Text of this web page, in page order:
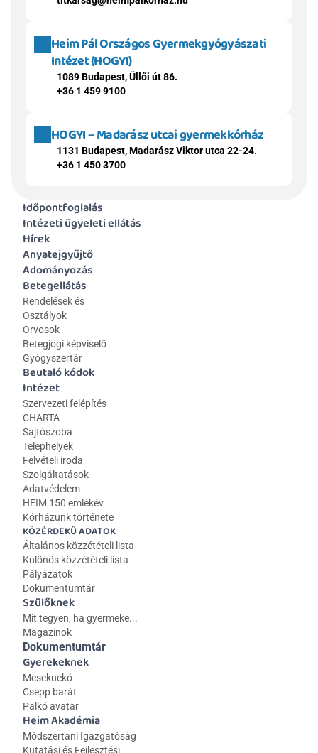
Heim Pál Országos Gyermekgyógyászati
Intézet (HOGYI)
1089 Budapest, Üllői út 86.
+36 1 459 9100
HOGYI – Madarász utcai gyermekkórház
1131 Budapest, Madarász Viktor utca 22-24.
+36 1 450 3700
Időpontfoglalás
Intézeti ügyeleti ellátás
Hírek
Anyatejgyűjtő
Adományozás
Betegellátás
Rendelések és
Osztályok
Orvosok
Betegjogi képviselő
Gyógyszertár
Beutaló kódok
Intézet
Szervezeti felépítés
CHARTA
Sajtószoba
Telephelyek
Felvételi iroda
Szolgáltatások
Adatvédelem
HEIM 150 emlékév
Kórházunk története
KÖZÉRDEKŰ ADATOK
Általános közzétételi lista
Különös közzétételi lista
Pályázatok
Dokumentumtár
Szülőknek
Mit tegyen, ha gyermeke...
Magazinok
Gyerekeknek
Mesekuckó
Csepp barát
Palkó avatar
Heim Akadémia
Módszertani Igazgatóság
Kutatási és Fejlesztési
Dokumentumtár